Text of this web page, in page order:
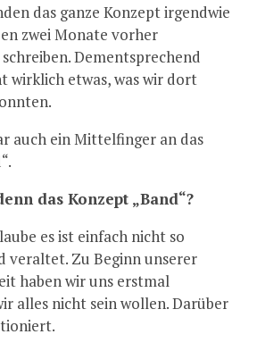
das ganze Konzept irgendwie
zwei Monate vorher
Dementsprechend
wirklich etwas, was wir dort
auch ein Mittelfinger an das
das Konzept „Band“?
es ist einfach nicht so
veraltet. Zu Beginn unserer
haben wir uns erstmal
alles nicht sein wollen. Darüber